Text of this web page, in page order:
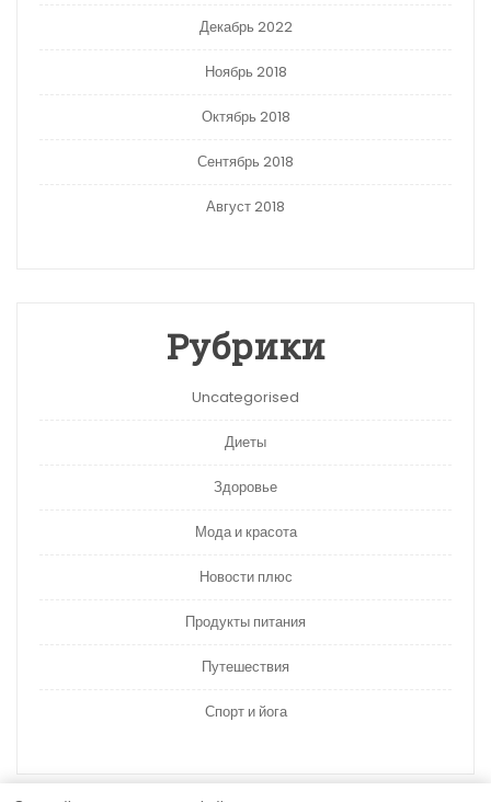
Декабрь 2022
Ноябрь 2018
Октябрь 2018
Сентябрь 2018
Август 2018
Рубрики
Uncategorised
Диеты
Здоровье
Мода и красота
Новости плюс
Продукты питания
Путешествия
Спорт и йога